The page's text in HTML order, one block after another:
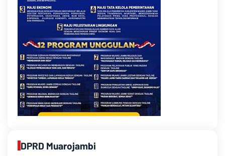
DPRD Muarojambi